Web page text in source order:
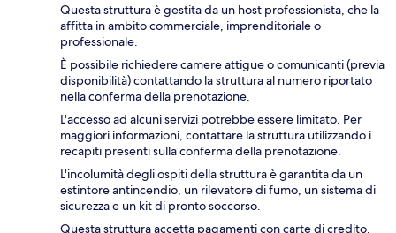
Questa struttura è gestita da un host professionista, che la
affitta in ambito commerciale, imprenditoriale o
professionale.
È possibile richiedere camere attigue o comunicanti (previa
disponibilità) contattando la struttura al numero riportato
nella conferma della prenotazione.
L'accesso ad alcuni servizi potrebbe essere limitato. Per
maggiori informazioni, contattare la struttura utilizzando i
recapiti presenti sulla conferma della prenotazione.
L'incolumità degli ospiti della struttura è garantita da un
estintore antincendio, un rilevatore di fumo, un sistema di
sicurezza e un kit di pronto soccorso.
Questa struttura accetta pagamenti con carte di credito,